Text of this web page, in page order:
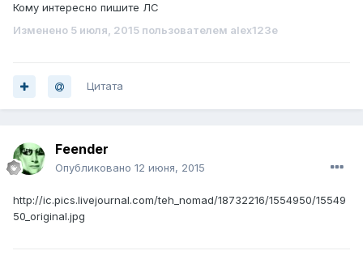
Кому интересно пишите ЛС
Изменено 5 июля, 2015 пользователем alex123e
Цитата
Feender
Опубликовано 12 июня, 2015
http://ic.pics.livejournal.com/teh_nomad/18732216/1554950/15549
50_original.jpg